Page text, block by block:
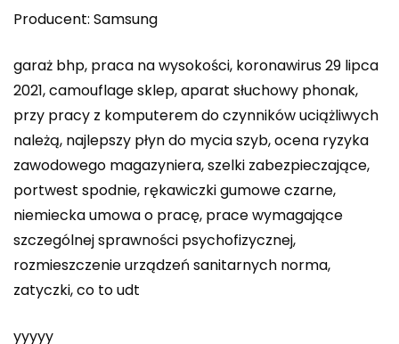
Producent: Samsung
garaż bhp, praca na wysokości, koronawirus 29 lipca
2021, camouflage sklep, aparat słuchowy phonak,
przy pracy z komputerem do czynników uciążliwych
należą, najlepszy płyn do mycia szyb, ocena ryzyka
zawodowego magazyniera, szelki zabezpieczające,
portwest spodnie, rękawiczki gumowe czarne,
niemiecka umowa o pracę, prace wymagające
szczególnej sprawności psychofizycznej,
rozmieszczenie urządzeń sanitarnych norma,
zatyczki, co to udt
yyyyy